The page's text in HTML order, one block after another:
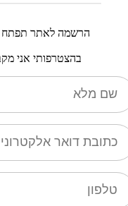
הרשמה לאתר תפתח
בהצטרפותי אני